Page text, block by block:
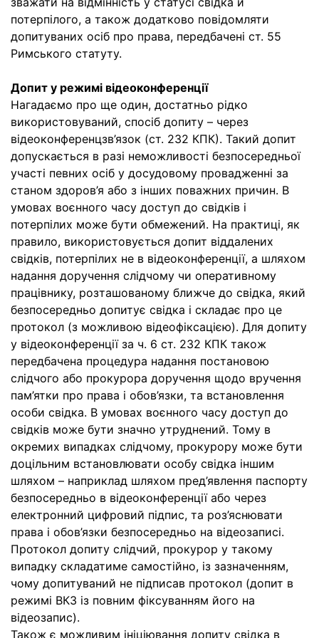
потерпілого, а також додатково повідомляти
допитуваних осіб про права, передбачені ст. 55
Римського статуту.
Допит у режимі відеоконференції
Нагадаємо про ще один, достатньо рідко
використовуваний, спосіб допиту – через
відеоконференцзв’язок (ст. 232 КПК). Такий допит
допускається в разі неможливості безпосередньої
участі певних осіб у досудовому провадженні за
станом здоров’я або з інших поважних причин. В
умовах воєнного часу доступ до свідків і
потерпілих може бути обмежений. На практиці, як
правило, використовується допит віддалених
свідків, потерпілих не в відеоконференції, а шляхом
надання доручення слідчому чи оперативному
працівнику, розташованому ближче до свідка, який
безпосередньо допитує свідка і складає про це
протокол (з можливою відеофіксацією). Для допиту
у відеоконференції за ч. 6 ст. 232 КПК також
передбачена процедура надання постановою
слідчого або прокурора доручення щодо вручення
пам’ятки про права і обов’язки, та встановлення
особи свідка. В умовах воєнного часу доступ до
свідків може бути значно утруднений. Тому в
окремих випадках слідчому, прокурору може бути
доцільним встановлювати особу свідка іншим
шляхом – наприклад шляхом пред’явлення паспорту
безпосередньо в відеоконференції або через
електронний цифровий підпис, та роз’яснювати
права і обов’язки безпосередньо на відеозаписі.
Протокол допиту слідчий, прокурор у такому
випадку складатиме самостійно, із зазначенням,
чому допитуваний не підписав протокол (допит в
режимі ВКЗ із повним фіксуванням його на
відеозапис).
Також є можливим ініціювання допиту свідка в